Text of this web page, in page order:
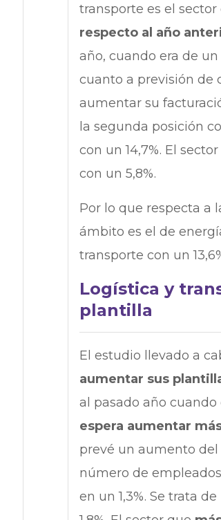
transporte es el
respecto al año
año, cuando era de
cuanto a previsión de
aumentar su
la segunda posición
con un 14,7%. El
con un 5,8%.
Por lo que respecta a
ámbito es el de
transporte con un
Logística y
plantilla
El estudio llevado a
aumentar sus
al pasado año cuando
espera aumentar
prevé un aumento del
número de
en un 1,3%. Se trata